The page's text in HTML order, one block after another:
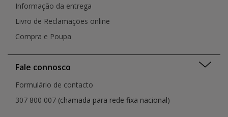
Informação da entrega
Livro de Reclamações online
Compra e Poupa
Fale connosco
Formulário de contacto
307 800 007 (chamada para rede fixa nacional)